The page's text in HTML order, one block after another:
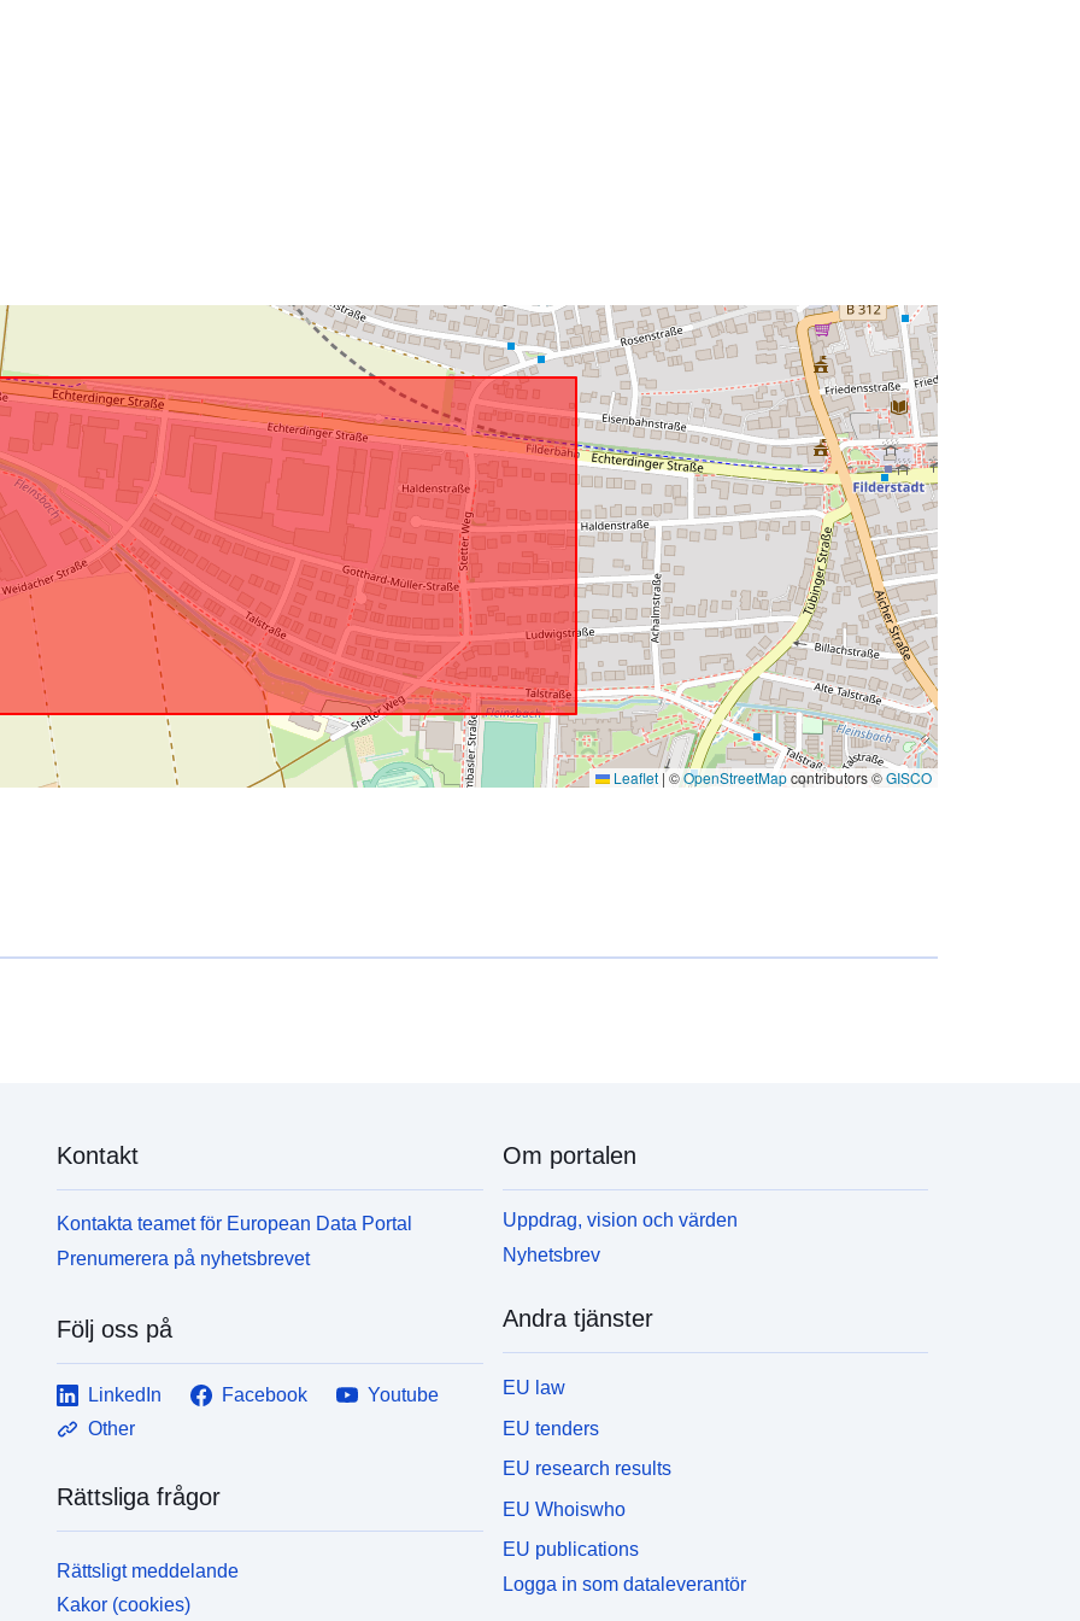
Leaflet |©OpenStreetMapcontributors ©GISCO
Kontakt
Kontakta teamet för European Data Portal
Prenumerera på nyhetsbrevet
Följ oss på
LinkedIn Facebook
Youtube
Other
Rättsliga frågor
Rättsligt meddelande
Kakor (cookies)
Om portalen
Uppdrag, vision och värden
Nyhetsbrev
Andra tjänster
EU law
EU tenders
EU research results
EU Whoiswho
EU publications
Logga in som dataleverantör